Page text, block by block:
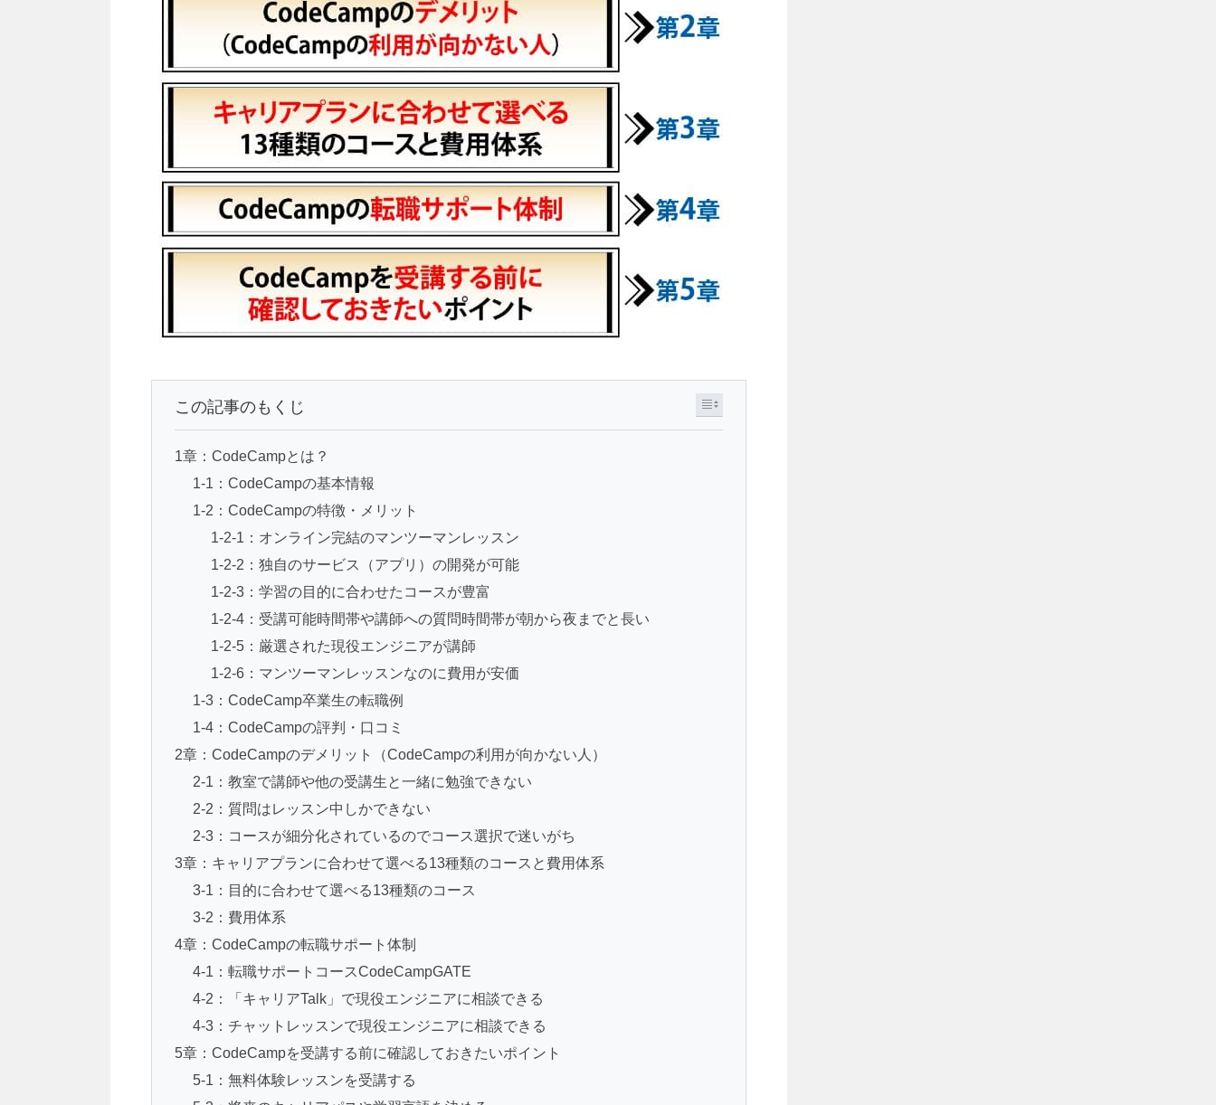
この記事のもくじ
1章：CodeCampとは？
1-1：CodeCampの基本情報
1-2：CodeCampの特徴・メリット
1-2-1：オンライン完結のマンツーマンレッスン
1-2-2：独自のサービス（アプリ）の開発が可能
1-2-3：学習の目的に合わせたコースが豊富
1-2-4：受講可能時間帯や講師への質問時間帯が朝から夜までと長い
1-2-5：厳選された現役エンジニアが講師
1-2-6：マンツーマンレッスンなのに費用が安価
1-3：CodeCamp卒業生の転職例
1-4：CodeCampの評判・口コミ
2章：CodeCampのデメリット（CodeCampの利用が向かない人）
2-1：教室で講師や他の受講生と一緒に勉強できない
2-2：質問はレッスン中しかできない
2-3：コースが細分化されているのでコース選択で迷いがち
3章：キャリアプランに合わせて選べる13種類のコースと費用体系
3-1：目的に合わせて選べる13種類のコース
3-2：費用体系
4章：CodeCampの転職サポート体制
4-1：転職サポートコースCodeCampGATE
4-2：「キャリアTalk」で現役エンジニアに相談できる
4-3：チャットレッスンで現役エンジニアに相談できる
5章：CodeCampを受講する前に確認しておきたいポイント
5-1：無料体験レッスンを受講する